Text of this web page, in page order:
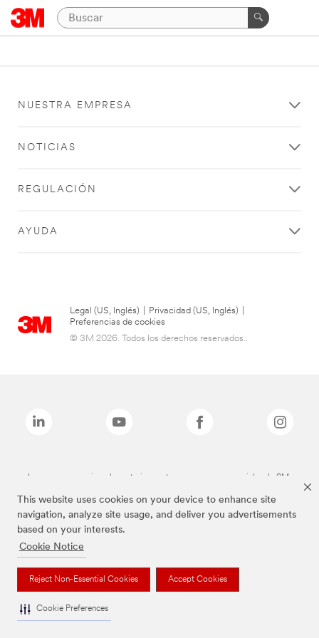
This website uses cookies on your device to enhance site
navigation, analyze site usage, and deliver you advertisements
based on your interests.
Cookie Notice
Reject Non-Essential Cookies Accept Cookies
Cookie Preferences
NUESTRA EMPRESA
NOTICIAS
REGULACIÓN
AYUDA
Legal (US, Inglés) Privacidad (US, Inglés)
Preferencias de cookies
© 3M 2026. Todos los derechos reservados..
Las marcas mencionadas anteriormente son marcas comerciales de 3M.